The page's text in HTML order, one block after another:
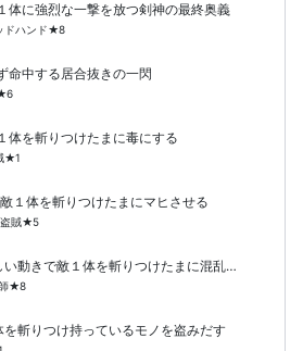
体に強烈な一撃を放つ剣神の最終奥義
ドハンド★8
命中する居合抜きの一閃
体を斬りつけたまに毒にする
★1
敵１体を斬りつけたまにマヒさせる
盗賊★5
あやしい動きで敵１体を斬りつけたまに混乱させる
★8
を斬りつけ持っているモノを盗みだす